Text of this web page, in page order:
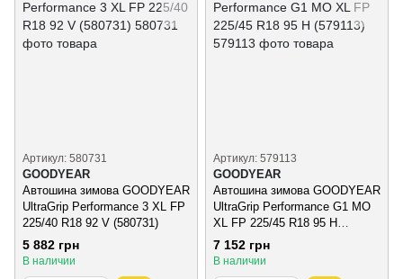
Артикул: 580731
GOODYEAR
Автошина зимова GOODYEAR
UltraGrip Performance 3 XL FP
225/40 R18 92 V (580731)
5 882 грн
В наличии
Артикул: 579113
GOODYEAR
Автошина зимова GOODYEAR
UltraGrip Performance G1 MO
XL FP 225/45 R18 95 H
(579113)
7 152 грн
В наличии